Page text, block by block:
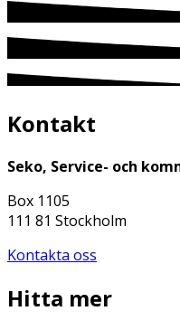
Kontakt
Seko, Service- och
Box 1105
111 81 Stockholm
Kontakta oss
Hitta mer